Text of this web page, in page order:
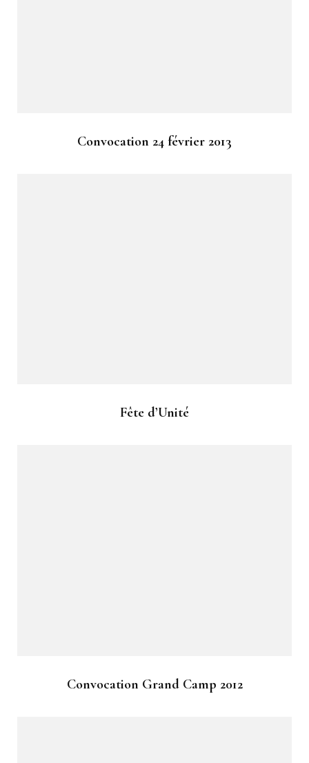
Convocation 24 février 2013
Fête d’Unité
Convocation Grand Camp 2012